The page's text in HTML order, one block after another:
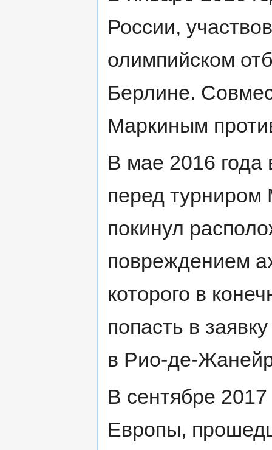
России,
олимпийском
Берлине.
Маркиным
В мае 2016 года
перед
покинул
повреждением
которого в
попасть в
в Рио-де-
В сентябре
Европы,